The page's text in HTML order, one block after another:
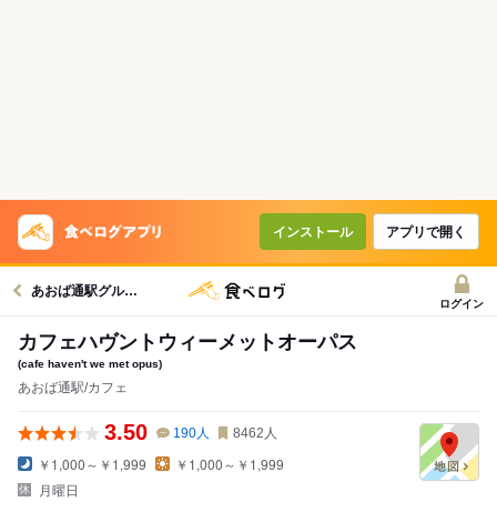
インストール アプリで開く
あおば通駅グルメへ
ログイン
カフェハヴントウィーメットオーパス
(cafe haven't we met opus)
あおば通駅/カフェ
3.50 190人 8462 人
￥1,000～￥1,999
￥1,000～￥1,999
月曜日